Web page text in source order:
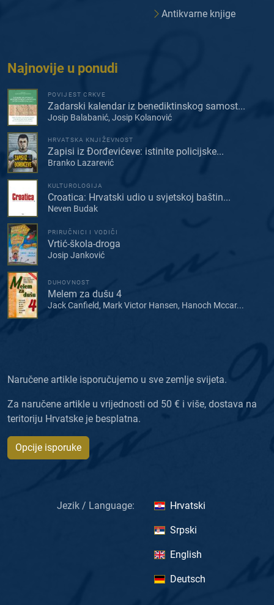
Antikvarne knjige
Najnovije u ponudi
POVIJEST CRKVE
Zadarski kalendar iz benediktinskog samost...
Josip Balabanić, Josip Kolanović
HRVATSKA KNJIŽEVNOST
Zapisi iz Đorđevićeve: istinite policijske...
Branko Lazarević
KULTUROLOGIJA
Croatica: Hrvatski udio u svjetskoj baštin...
Neven Budak
PRIRUČNICI I VODIČI
Vrtić-škola-droga
Josip Janković
DUHOVNOST
Melem za dušu 4
Jack Canfield, Mark Victor Hansen, Hanoch Mccar...
Naručene artikle isporučujemo u sve zemlje svijeta.
Za naručene artikle u vrijednosti od 50 € i više, dostava na
teritoriju Hrvatske je besplatna.
Opcije isporuke
Jezik / Language: Hrvatski
Srpski
English
Deutsch